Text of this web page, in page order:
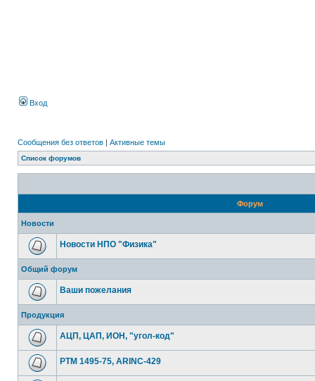
Вход
Сообщения без ответов | Активные темы
Список форумов
Форум
Новости
Новости НПО "Физика"
Общий форум
Ваши пожелания
Продукция
АЦП, ЦАП, ИОН, "угол-код"
РТМ 1495-75, ARINC-429